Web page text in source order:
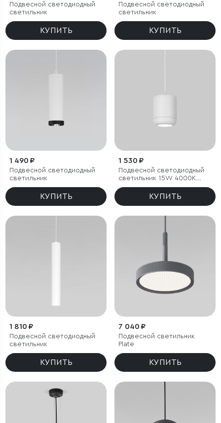
Подвесной светодиодный
светильник
КУПИТЬ
Подвесной светодиодный
светильник
КУПИТЬ
1 490 ₽
Подвесной светодиодный
светильник
КУПИТЬ
1 530 ₽
Подвесной светодиодный
светильник 15W 4000K
белый
КУПИТЬ
1 810 ₽
Подвесной светодиодный
светильник
КУПИТЬ
7 040 ₽
Подвесной светильник
Plate
КУПИТЬ